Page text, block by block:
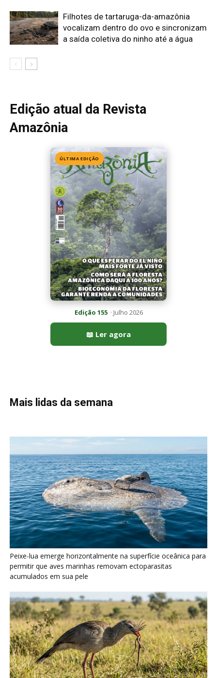
Edição 155· Julho 2026
📖 Ler agora
Mais lidas da semana
Peixe-lua emerge horizontalmente na superfície oceânica para
permitir que aves marinhas removam ectoparasitas
Seriema utiliza pernas longas e arremessa serpentes contra
rochas para subjugar presas peçonhentas nos campos